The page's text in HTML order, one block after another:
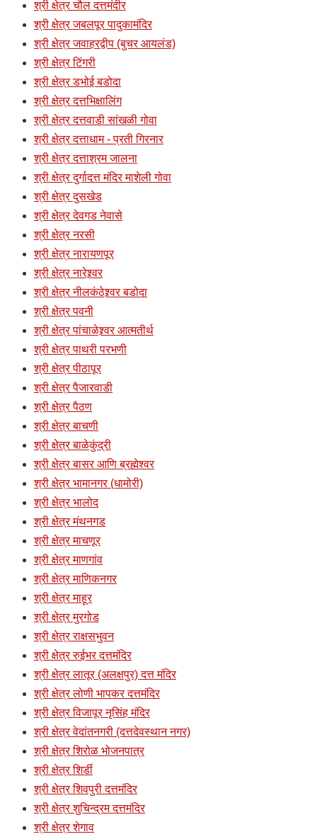
श्री क्षेत्र चौल दत्तमंदीर
श्री क्षेत्र जबलपूर पादुकामंदिर
श्री क्षेत्र जवाहरद्वीप (बुचर आयलंड)
श्री क्षेत्र टिंगरी
श्री क्षेत्र डभोई बडोदा
श्री क्षेत्र दत्तभिक्षालिंग
श्री क्षेत्र दत्तवाडी सांखळी गोवा
श्री क्षेत्र दत्ताधाम - प्रती गिरनार
श्री क्षेत्र दत्ताश्रम जालना
श्री क्षेत्र दुर्गादत्त मंदिर माशेली गोवा
श्री क्षेत्र दुसखेड
श्री क्षेत्र देवगड नेवासे
श्री क्षेत्र नरसी
श्री क्षेत्र नारायणपूर
श्री क्षेत्र नारेश्र्वर
श्री क्षेत्र नीलकंठेश्र्वर बडोदा
श्री क्षेत्र पवनी
श्री क्षेत्र पांचाळेश्र्वर आत्मतीर्थ
श्री क्षेत्र पाथरी परभणी
श्री क्षेत्र पीठापूर
श्री क्षेत्र पैजारवाडी
श्री क्षेत्र पैठण
श्री क्षेत्र बाचणी
श्री क्षेत्र बाळेकुंद्री
श्री क्षेत्र बासर आणि ब्रह्मेश्वर
श्री क्षेत्र भामानगर (धामोरी)
श्री क्षेत्र भालोद
श्री क्षेत्र मंथनगड
श्री क्षेत्र माचणूर
श्री क्षेत्र माणगांव
श्री क्षेत्र माणिकनगर
श्री क्षेत्र माहूर
श्री क्षेत्र मुरगोड
श्री क्षेत्र राक्षसभुवन
श्री क्षेत्र रुईभर दत्तमंदिर
श्री क्षेत्र लातूर (अलक्षपुर) दत्त मंदिर
श्री क्षेत्र लोणी भापकर दत्तमंदिर
श्री क्षेत्र विजापूर नृसिंह मंदिर
श्री क्षेत्र वेदांतनगरी (दत्तदेवस्थान नगर)
श्री क्षेत्र शिरोळ भोजनपात्र
श्री क्षेत्र शिर्डी
श्री क्षेत्र शिवपुरी दत्तमंदिर
श्री क्षेत्र शुचिन्द्रम दत्तमंदिर
श्री क्षेत्र शेगाव